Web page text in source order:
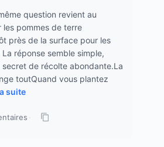
question revient au
pommes de terre
près de la surface pour les
réponse semble simple,
secret de récolte abondante.La
toutQuand vous plantez
suite
·